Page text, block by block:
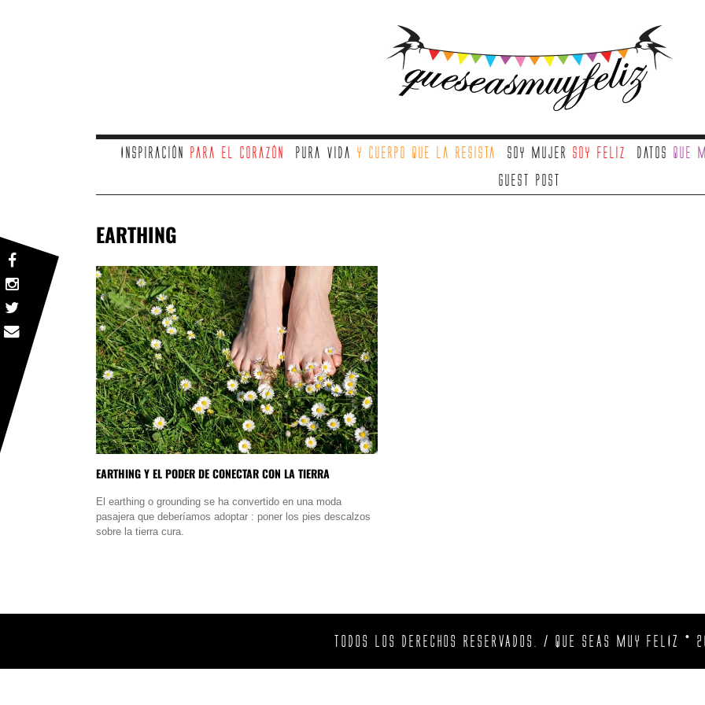
Inspiración para el corazón Pura vida y cuerpo que la resista Soy mujer soy feliz Datos que
Guest Post
EARTHING
EARTHING Y EL PODER DE CONECTAR CON LA TIERRA
El earthing o grounding se ha convertido en una moda
pasajera que deberíamos adoptar : poner los pies descalzos
sobre la tierra cura.
TODOS LOS DERECHOS RESERVADOS. / QUE SEAS MUY FELIZ ©